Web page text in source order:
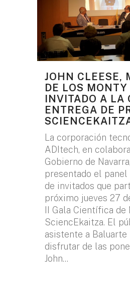
JOHN CLEESE,
DE LOS
INVITADO A LA
ENTREGA DE
La corporación
ADItech, en
Gobierno de
presentado el
de invitados que
próximo jueves 27
II Gala Científica de
SciencEkaitza. El
asistente a Baluarte
disfrutar de las
John...